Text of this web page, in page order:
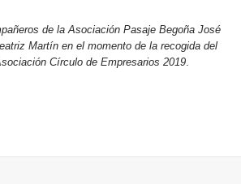
de la Asociación Pasaje Begoña José
Martín en el momento de la recogida del
Círculo de Empresarios 2019.